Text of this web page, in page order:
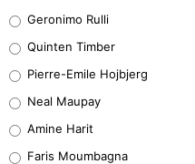
32%
4%
1%
Geronimo Rulli
Quinten Timber
Pierre-Emile Hojbjerg
Neal Maupay
Amine Harit
Faris Moumbagna